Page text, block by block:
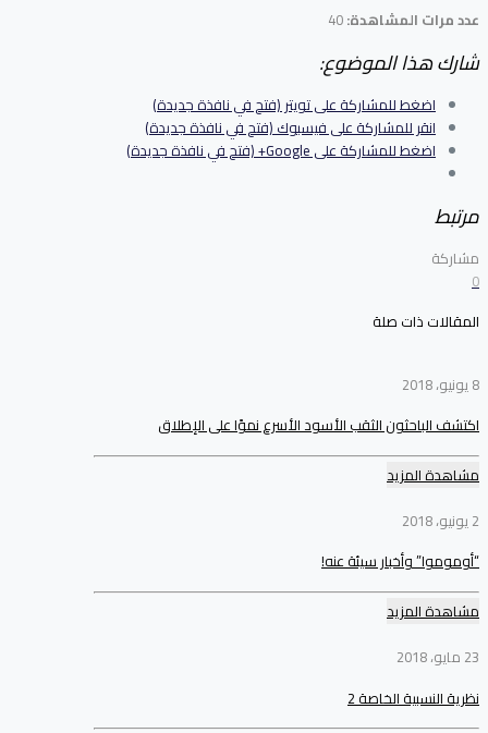
عدد مرات المشاهدة:40
شارك هذا الموضوع:
اضغط للمشاركة على تويتر (فتح في نافذة جديدة)
انقر للمشاركة على فيسبوك (فتح في نافذة جديدة)
اضغط للمشاركة على Google+ (فتح في نافذة جديدة)
مرتبط
مشاركة
0
المقالات ذات صلة
8 يونيو، 2018
اكتشف الباحثون الثقب الأسود الأسرع نموًا على الإطلاق
مشاهدة المزيد
2 يونيو، 2018
“أوموموا” وأخبار سيئة عنه!
مشاهدة المزيد
23 مايو، 2018
نظرية النسبية الخاصة 2